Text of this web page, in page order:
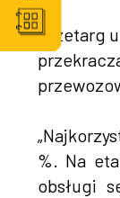
Przetarg
%. Na
obsługi